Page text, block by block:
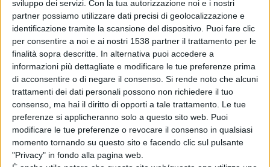
sviluppo dei servizi. Con la tua autorizzazione noi e i nostri
partner possiamo utilizzare dati precisi di geolocalizzazione e
identificazione tramite la scansione del dispositivo. Puoi fare clic
per consentire a noi e ai nostri 1538 partner il trattamento per le
finalità sopra descritte. In alternativa puoi accedere a
informazioni più dettagliate e modificare le tue preferenze prima
di acconsentire o di negare il consenso. Si rende noto che alcuni
trattamenti dei dati personali possono non richiedere il tuo
consenso, ma hai il diritto di opporti a tale trattamento. Le tue
preferenze si applicheranno solo a questo sito web. Puoi
modificare le tue preferenze o revocare il consenso in qualsiasi
momento tornando su questo sito e facendo clic sul pulsante
"Privacy" in fondo alla pagina web.
diritto naturale.Né stabilire quante volte una persona
possa recarvisi, né invitare la stessa ad espletare le
proprie funzioni direttamente sul macchinario, perché
lesivo della dignità personale”.
Condividi su:
ARGOMENTI: Milano lavoro